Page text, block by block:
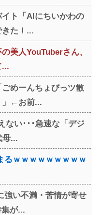
イト「AIにちいかわの
た！...
美人YouTuberさん、
...
ごめーんちょびっツ散
」←お前...
ない･･･急速な「デジ
母...
るｗｗｗｗｗｗｗｗｗ
強い不満・苦情が寄せ
が...